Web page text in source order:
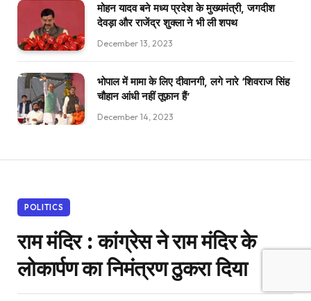
मोहन यादव बने मध्य प्रदेश के मुख्यमंत्री, जगदीश
देवड़ा और राजेंद्र शुक्ला ने भी ली शपथ
December 13, 2023
भोपाल में मामा के लिए दीवानगी, लगे नारे ‘शिवराज सिंह
चौहान आंधी नहीं तूफ़ान हैं’
December 14, 2023
POLITICS
राम मंदिर : कांग्रेस ने राम मंदिर के
लोकार्पण का निमंत्रण ठुकरा दिया